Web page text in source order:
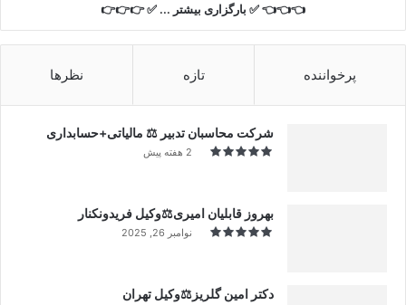
👈👈👈 ✅ بارگزاری بیشتر ... ✅ 👉👉👉
پرخواننده تازه نظرها
شرکت محاسبان تدبیر ⚖️ مالیاتی+حسابداری
2 هفته پیش
بهروز قابلیان امیری⚖️وکیل فریدونکنار
نوامبر 26, 2025
دکتر امین گلریز⚖️وکیل تهران